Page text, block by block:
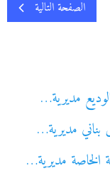
الصفحة التالية
مديرية…
بناني مديرية…
الخاصة مديرية…